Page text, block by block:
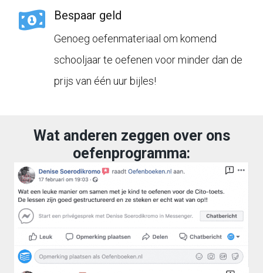
Bespaar geld
Genoeg oefenmateriaal om komend
schooljaar te oefenen voor minder dan de
prijs van één uur bijles!
Wat anderen zeggen over ons
oefenprogramma: